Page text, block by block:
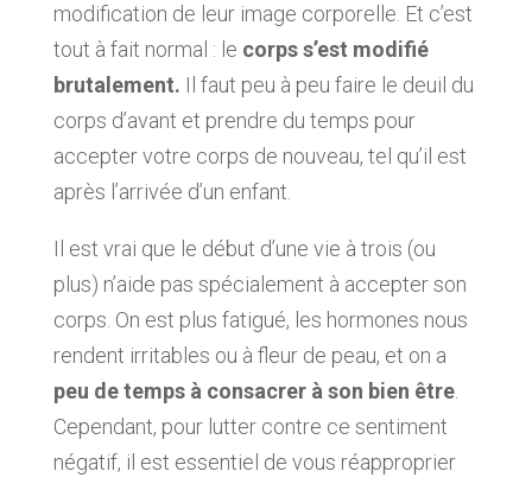
modification de leur image corporelle. Et c’est
tout à fait normal : le corps s’est modifié
brutalement. Il faut peu à peu faire le deuil du
corps d’avant et prendre du temps pour
accepter votre corps de nouveau, tel qu’il est
après l’arrivée d’un enfant.
Il est vrai que le début d’une vie à trois (ou
plus) n’aide pas spécialement à accepter son
corps. On est plus fatigué, les hormones nous
rendent irritables ou à fleur de peau, et on a
peu de temps à consacrer à son bien être.
Cependant, pour lutter contre ce sentiment
négatif, il est essentiel de vous réapproprier